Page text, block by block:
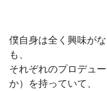
僕自身は全く興味が
も、
それぞれのプロデュ
か）を持っていて、